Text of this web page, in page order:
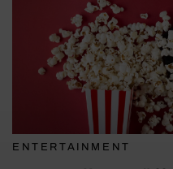
ENTERTAINMENT